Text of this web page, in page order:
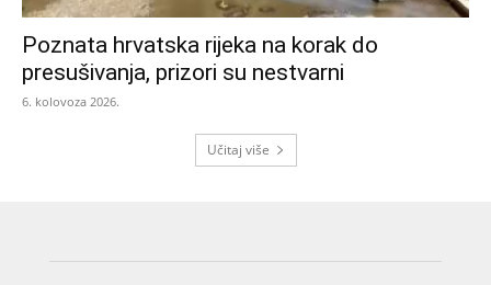
Poznata hrvatska rijeka na korak do
presušivanja, prizori su nestvarni
6. kolovoza 2026.
Učitaj više